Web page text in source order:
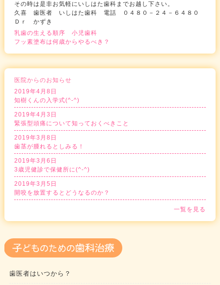
その時は是非お気軽にいしはた歯科までお越し下さい。
久喜 歯医者 いしはた歯科 電話 ０４８０－２４－６４８０
Ｄｒ かずき
乳歯の生える順序 小児歯科
フッ素塗布は何歳からやるべき？
医院からのお知らせ
2019年4月8日
知樹くんの入学式(^-^)
2019年4月3日
緊張型頭痛について知っておくべきこと
2019年3月8日
歯茎が腫れるとしみる！
2019年3月6日
3歳児健診で保健所に(^-^)
2019年3月5日
開咬を放置するとどうなるのか？
一覧を見る
歯医者はいつから？